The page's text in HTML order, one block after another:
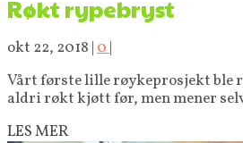
Røkt rypebryst
okt 22, 2018 | 0 |
Vårt første lille røykeprosjekt ble
aldri røkt kjøtt før, men mener
LES MER